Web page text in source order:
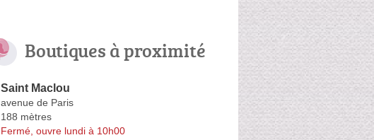
Boutiques à proximité
Saint Maclou
avenue de Paris
188 mètres
Fermé, ouvre lundi à 10h00